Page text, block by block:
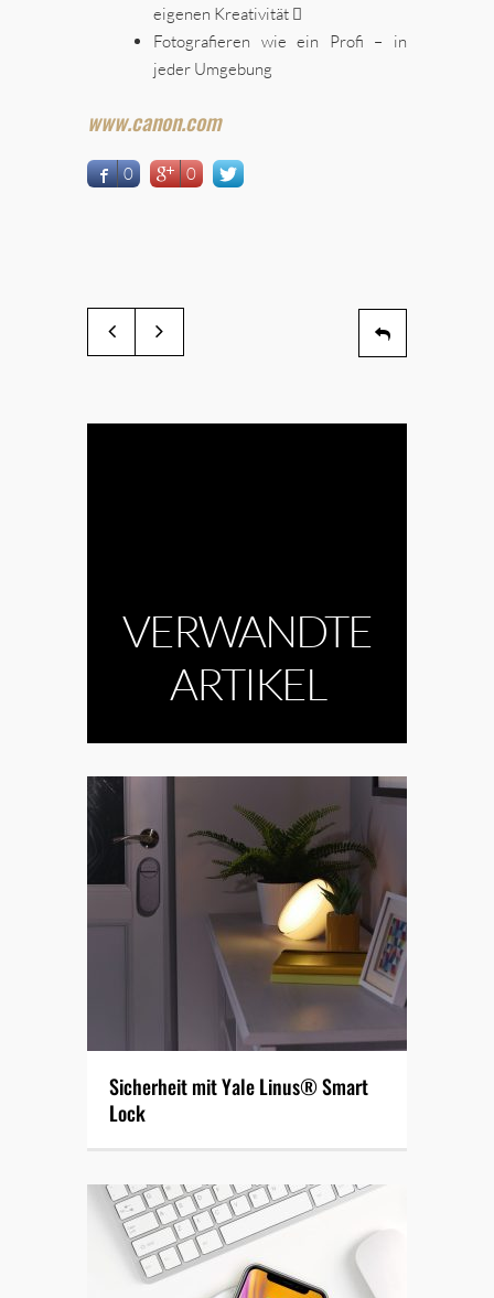
eigenen Kreativität 
Fotografieren wie ein Profi – in
jeder Umgebung
www.canon.com
0 0
VERWANDTE
ARTIKEL
Sicherheit mit Yale Linus® Smart
Lock